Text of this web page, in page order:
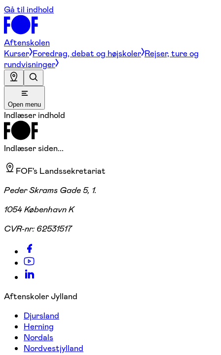
Gå til indhold
Aftenskolen
Kurser Foredrag, debat og højskoler Rejser, ture og
rundvisninger
Open menu
Indlæser indhold
Indlæser siden...
FOF's Landssekretariat
Peder Skrams Gade 5, 1.
1054 København K
CVR-nr: 62531517
Aftenskoler Jylland
Djursland
Herning
Nordals
Nordvestjylland